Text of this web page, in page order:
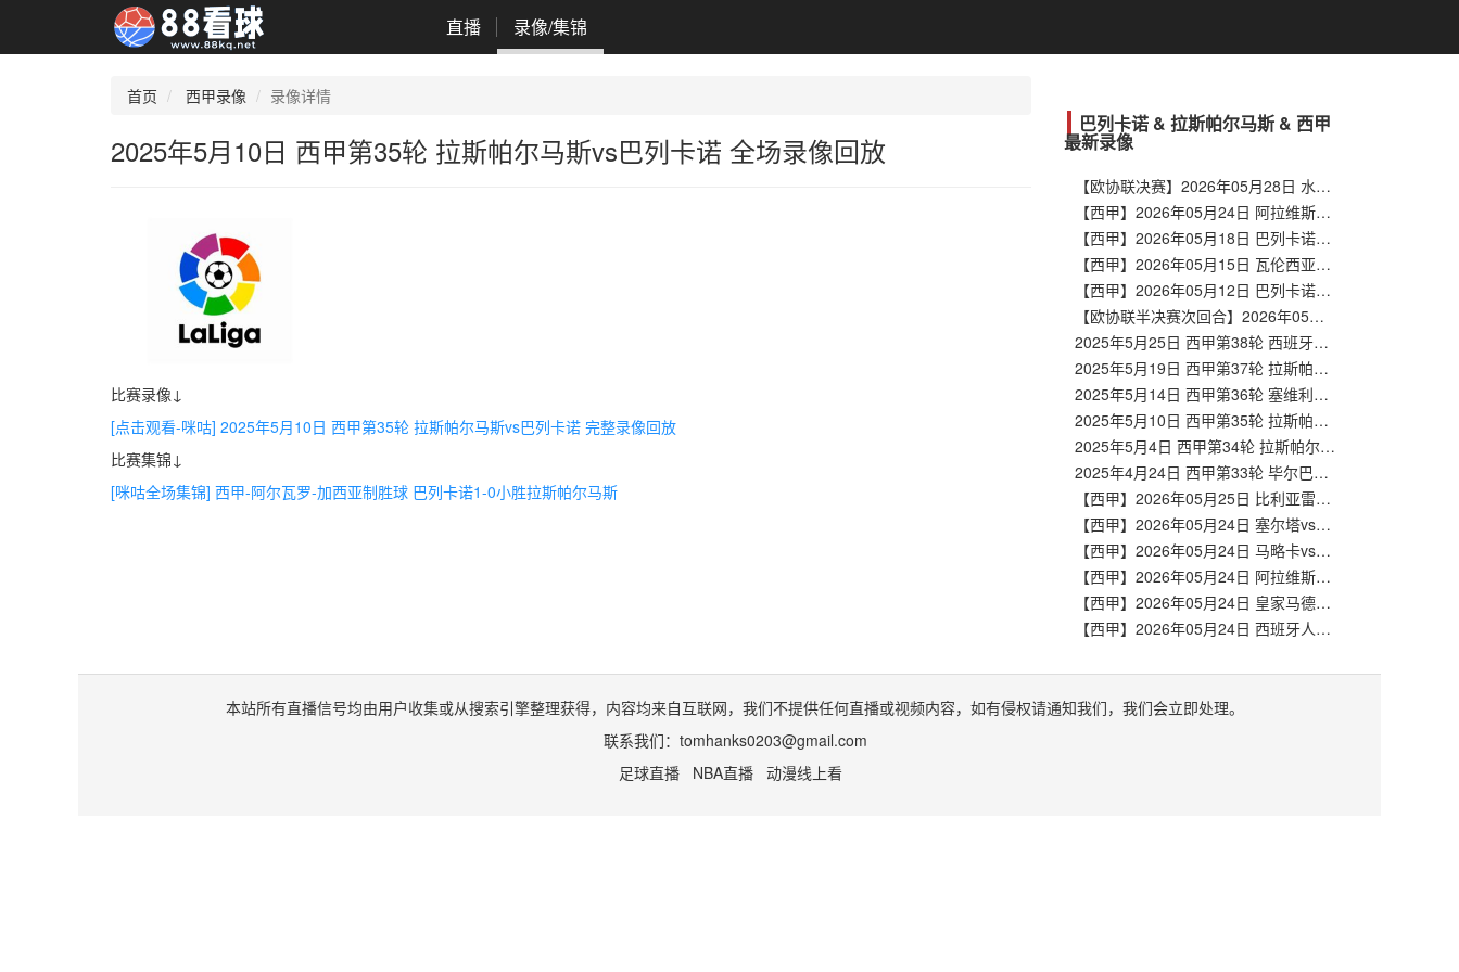
直播 录像/集锦
首页 西甲录像 录像详情
2025年5月10日 西甲第35轮 拉斯帕尔马斯vs巴列卡诺 全场录像回放
比赛录像↓
[点击观看-咪咕] 2025年5月10日 西甲第35轮 拉斯帕尔马斯vs巴列卡诺 完整录像回放
比赛集锦↓
[咪咕全场集锦] 西甲-阿尔瓦罗-加西亚制胜球 巴列卡诺1-0小胜拉斯帕尔马斯
巴列卡诺 & 拉斯帕尔马斯 & 西甲
最新录像
【欧协联决赛】2026年05月28日 水晶宫vs巴列卡诺 全场录像在线回放
【西甲】2026年05月24日 阿拉维斯vs巴列卡诺 全场录像在线回放
【西甲】2026年05月18日 巴列卡诺vs比利亚雷亚尔 全场录像在线回放
【西甲】2026年05月15日 瓦伦西亚vs巴列卡诺 全场录像在线回放
【西甲】2026年05月12日 巴列卡诺vs赫罗纳 全场录像在线回放
【欧协联半决赛次回合】2026年05月08日 斯特拉斯堡vs巴列卡诺 全场录像在线回放
2025年5月25日 西甲第38轮 西班牙人vs拉斯帕尔马斯 全场录像回放
2025年5月19日 西甲第37轮 拉斯帕尔马斯vs莱加内斯 全场录像回放
2025年5月14日 西甲第36轮 塞维利亚vs拉斯帕尔马斯 全场录像回放
2025年5月10日 西甲第35轮 拉斯帕尔马斯vs巴列卡诺 全场录像回放
2025年5月4日 西甲第34轮 拉斯帕尔马斯vs瓦伦西亚 全场录像回放
2025年4月24日 西甲第33轮 毕尔巴鄂竞技vs拉斯帕尔马斯 全场录像回放
【西甲】2026年05月25日 比利亚雷亚尔vs马德里竞技 全场录像在线回放
【西甲】2026年05月24日 塞尔塔vs塞维利亚 全场录像在线回放
【西甲】2026年05月24日 马略卡vs皇家奥维耶多 全场录像在线回放
【西甲】2026年05月24日 阿拉维斯vs巴列卡诺 全场录像在线回放
【西甲】2026年05月24日 皇家马德里vs毕尔巴鄂竞技 全场录像在线回放
【西甲】2026年05月24日 西班牙人vs皇家社会 全场录像在线回放
本站所有直播信号均由用户收集或从搜索引擎整理获得，内容均来自互联网，我们不提供任何直播或视频内容，如有侵权请通知我们，我们会立即处理。
联系我们： tomhanks0203@gmail.com
足球直播
NBA直播 动漫线上看